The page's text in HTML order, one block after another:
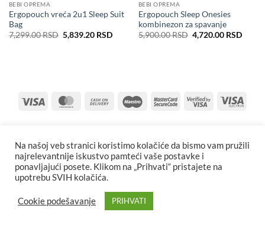
BEBI OPREMA
Ergopouch vreća 2u1 Sleep Suit
Bag
7,299.00RSD Originalna
cena
5,839.20 RSDTrenutna
BEBI OPREMA
Ergopouch Sleep Onesies
kombinezon za spavanje
5,900.00RSD Originalna
cena
4,720.00 RSD
Visa MasterCardCash
Maestro MasterCard
Visa
Visa
Na našoj veb stranici koristimo kolačiće da bismo vam pružili
najrelevantnije iskustvo pamteći vaše postavke i
ponavljajući posete. Klikom na „Prihvati“ pristajete na
upotrebu SVIH kolačića.
Cookie podešavanje PRIHVATI